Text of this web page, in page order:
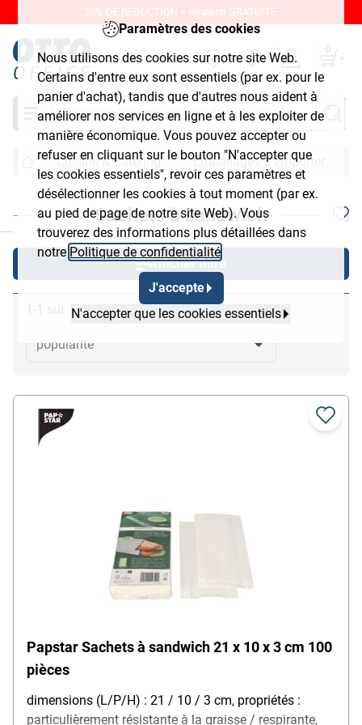
Paramètres des cookies
Nous utilisons des cookies sur notre site Web.
Certains d'entre eux sont essentiels (par ex. pour le
panier d'achat), tandis que d'autres nous aident à
améliorer nos services en ligne et à les exploiter de
manière économique. Vous pouvez accepter ou
refuser en cliquant sur le bouton "N'accepter que
les cookies essentiels", revoir ces paramètres et
désélectionner les cookies à tout moment (par ex.
au pied de page de notre site Web). Vous
trouverez des informations plus détaillées dans
notre Politique de confidentialité
J'accepte
N'accepter que les cookies essentiels
20% DE RÉDUCTION + livraison GRATUITE.
0
Chercher
Cuisine & Catering Emballages à emporter
Sachets à sandwich
Afficher filtre
1-1 sur 1
Papstar Sachets à sandwich 21 x 10 x 3 cm 100
pièces
dimensions (L/P/H) : 21 / 10 / 3 cm, propriétés :
particulièrement résistante à la graisse / respirante,